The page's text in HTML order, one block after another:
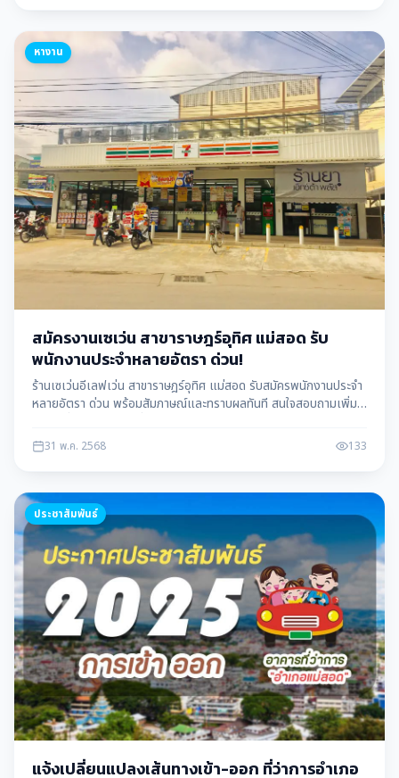
หางาน
สมัครงานเซเว่น สาขาราษฎร์อุทิศ แม่สอด รับ
พนักงานประจำหลายอัตรา ด่วน!
ร้านเซเว่นอีเลฟเว่น สาขาราษฎร์อุทิศ แม่สอด รับสมัครพนักงานประจำ
หลายอัตรา ด่วน พร้อมสัมภาษณ์และทราบผลทันที สนใจสอบถามเพิ่ม
31 พ.ค. 2568 133
ประชาสัมพันธ์
แจ้งเปลี่ยนแปลงเส้นทางเข้า-ออก ที่ว่าการอำเภอ